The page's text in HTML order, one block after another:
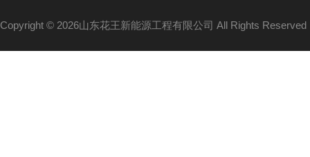
Copyright © 2026山东花王新能源工程有限公司 All Rights